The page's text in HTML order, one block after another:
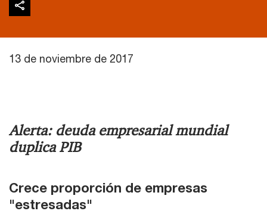
13 de noviembre de 2017
Alerta: deuda empresarial mundial
duplica PIB
Crece proporción de empresas
"estresadas"